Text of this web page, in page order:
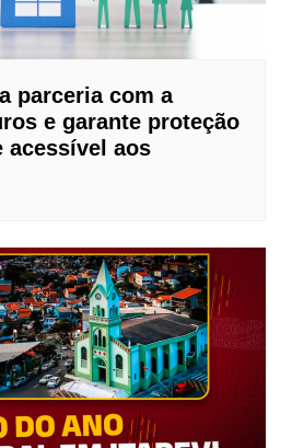
parceria com a
e garante proteção
acessível aos